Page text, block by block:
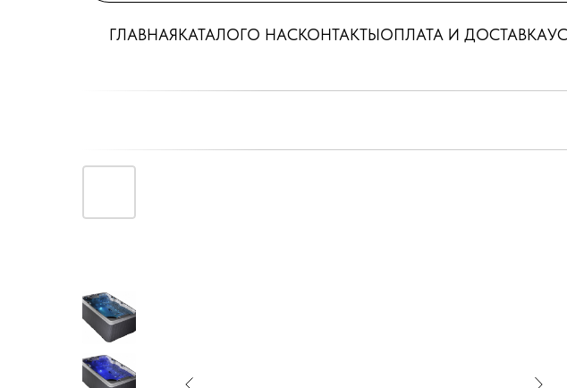
ГЛАВНАЯКАТАЛОГО НАСКОНТАКТЫОПЛАТА И ДОСТАВКА